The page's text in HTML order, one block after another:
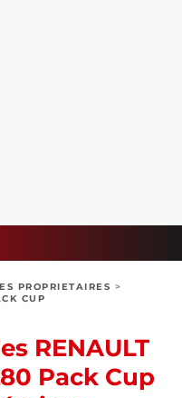
PROPRIETAIRES >
CUP
RENAULT
Pack Cup